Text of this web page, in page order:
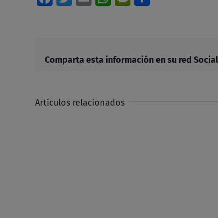
Comparta esta información en su red
Artículos relacionados